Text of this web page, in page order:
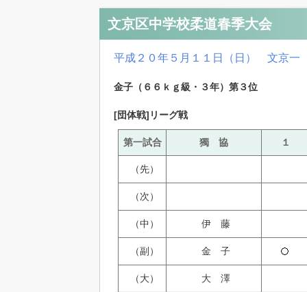
文京区中学校柔道春季大会
平成２０年５月１１日（日） 文京一
金子（６６ｋｇ級・３年）第３位
[団体戦]リーグ戦
第一試合 獨 協 １
（先）
（次）
（中） 伊 藤
（副） 金 子
（大） 大 澤